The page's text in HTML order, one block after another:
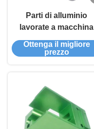
Parti di alluminio
lavorate a macchina
6061 7075 Parti di
alluminio in lega
Ottenga il migliore
prezzo